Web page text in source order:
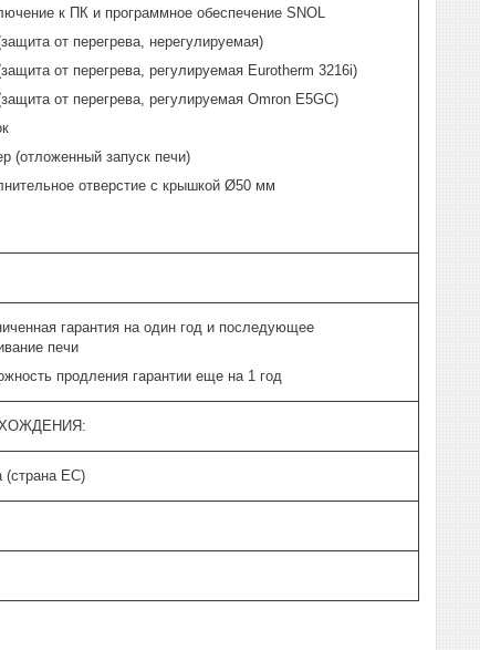
к ПК и программное обеспечение SNOL
от перегрева, нерегулируемая)
от перегрева, регулируемая Eurotherm 3216i)
от перегрева, регулируемая Omron E5GC)
(отложенный запуск печи)
отверстие с крышкой Ø50 мм
гарантия на один год и последующее
печи
продления гарантии еще на 1 год
(страна ЕС)